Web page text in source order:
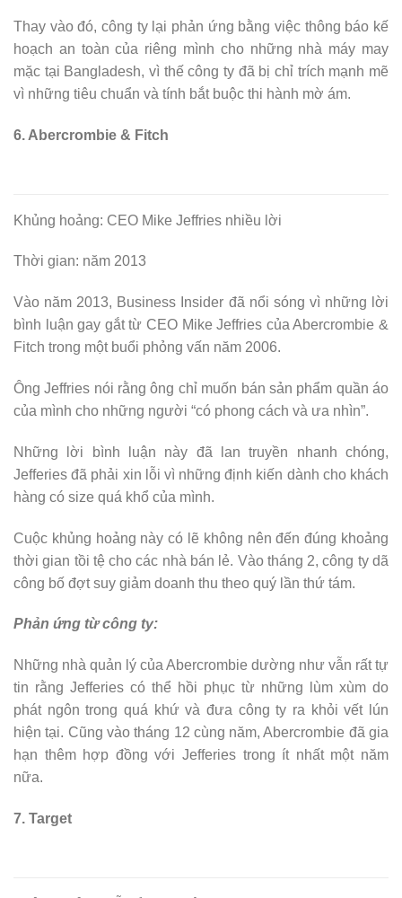
Thay vào đó, công ty lại phản ứng bằng việc thông báo kế
hoạch an toàn của riêng mình cho những nhà máy may
mặc tại Bangladesh, vì thế công ty đã bị chỉ trích mạnh mẽ
vì những tiêu chuẩn và tính bắt buộc thi hành mờ ám.
6. Abercrombie & Fitch
Khủng hoảng: CEO Mike Jeffries nhiều lời
Thời gian: năm 2013
Vào năm 2013, Business Insider đã nổi sóng vì những lời
bình luận gay gắt từ CEO Mike Jeffries của Abercrombie &
Fitch trong một buổi phỏng vấn năm 2006.
Ông Jeffries nói rằng ông chỉ muốn bán sản phẩm quần áo
của mình cho những người “có phong cách và ưa nhìn”.
Những lời bình luận này đã lan truyền nhanh chóng,
Jefferies đã phải xin lỗi vì những định kiến dành cho khách
hàng có size quá khổ của mình.
Cuộc khủng hoảng này có lẽ không nên đến đúng khoảng
thời gian tồi tệ cho các nhà bán lẻ. Vào tháng 2, công ty dã
công bố đợt suy giảm doanh thu theo quý lần thứ tám.
Phản ứng từ công ty:
Những nhà quản lý của Abercrombie dường như vẫn rất tự
tin rằng Jefferies có thể hồi phục từ những lùm xùm do
phát ngôn trong quá khứ và đưa công ty ra khỏi vết lún
hiện tại. Cũng vào tháng 12 cùng năm, Abercrombie đã gia
hạn thêm hợp đồng với Jefferies trong ít nhất một năm
nữa.
7. Target